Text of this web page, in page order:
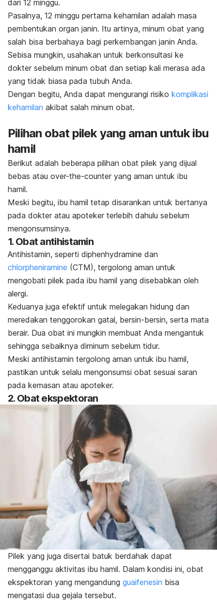
dari 12 minggu.
Pasalnya, 12 minggu pertama kehamilan adalah masa
pembentukan organ janin. Itu artinya, minum obat yang
salah bisa berbahaya bagi perkembangan janin Anda.
Sebisa mungkin, usahakan untuk berkonsultasi ke
dokter sebelum minum obat dan setiap kali merasa ada
yang tidak biasa pada tubuh Anda.
Dengan begitu, Anda dapat mengurangi risiko komplikasi
kehamilan akibat salah minum obat.
Pilihan obat pilek yang aman untuk ibu
hamil
Berikut adalah beberapa pilihan obat pilek yang dijual
bebas atau over-the-counter yang aman untuk ibu
hamil.
Meski begitu, ibu hamil tetap disarankan untuk bertanya
pada dokter atau apoteker terlebih dahulu sebelum
mengonsumsinya.
1. Obat antihistamin
Antihistamin, seperti diphenhydramine dan
chlorpheniramine (CTM), tergolong aman untuk
mengobati pilek pada ibu hamil yang disebabkan oleh
alergi.
Keduanya juga efektif untuk melegakan hidung dan
meredakan tenggorokan gatal, bersin-bersin, serta mata
berair. Dua obat ini mungkin membuat Anda mengantuk
sehingga sebaiknya diminum sebelum tidur.
Meski antihistamin tergolong aman untuk ibu hamil,
pastikan untuk selalu mengonsumsi obat sesuai saran
pada kemasan atau apoteker.
2. Obat ekspektoran
Pilek yang juga disertai batuk berdahak dapat
mengganggu aktivitas ibu hamil. Dalam kondisi ini, obat
ekspektoran yang mengandung guaifenesin bisa
mengatasi dua gejala tersebut.